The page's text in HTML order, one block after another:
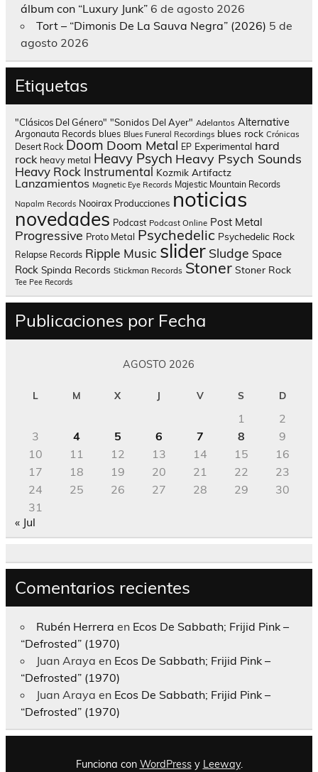
álbum con “Luxury Junk” 6 de agosto 2026
Tort – “Dimonis De La Sauva Negra” (2026) 5 de
agosto 2026
Etiquetas
"Clásicos Del Género" "Sonidos Del Ayer" Adelantos Alternative
Argonauta Records blues Blues Funeral Recordings blues rock Crónicas
Desert Rock Doom Doom Metal EP Experimental hard
rock heavy metal Heavy Psych Heavy Psych Sounds
Heavy Rock Instrumental Kozmik Artifactz
Lanzamientos Magnetic Eye Records Majestic Mountain Records
Napalm Records Nooirax Producciones noticias
novedades Podcast Podcast Online Post Metal
Progressive Proto Metal Psychedelic Psychedelic Rock
Relapse Records Ripple Music slider Sludge Space
Rock Spinda Records Stickman Records Stoner Stoner Rock
Tee Pee Records
Publicaciones por Fecha
AGOSTO 2026
L M X J V S D
1
2
3
4 5 6 7 8
9
10
11 12 13 14 15
16
17
18 19 20 21 22
23
24
25 26 27 28 29
30
31
« Jul
Comentarios recientes
Rubén Herrera en Ecos De Sabbath; Frijid Pink –
“Defrosted” (1970)
Juan Araya en Ecos De Sabbath; Frijid Pink –
“Defrosted” (1970)
Juan Araya en Ecos De Sabbath; Frijid Pink –
“Defrosted” (1970)
Funciona con WordPressy Leeway.